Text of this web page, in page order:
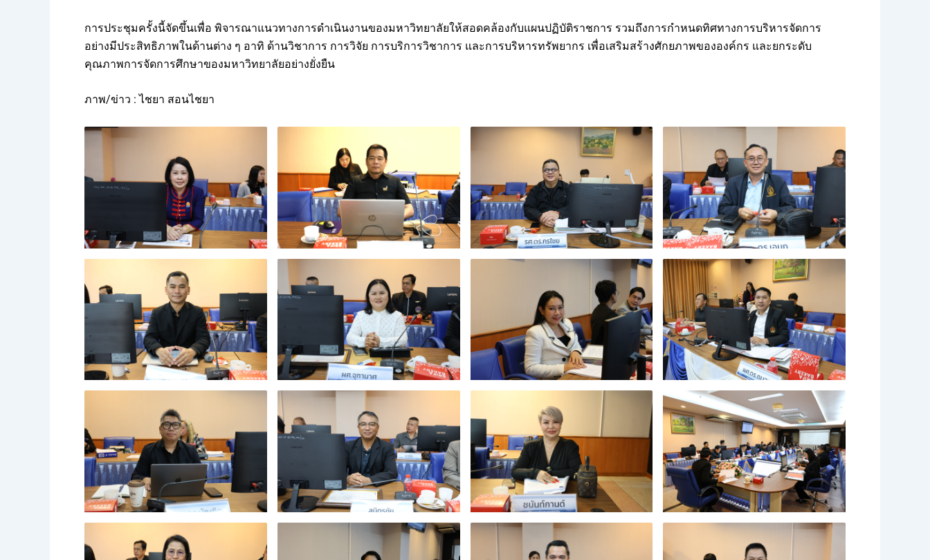
การประชุมครั้งนี้จัดขึ้นเพื่อ พิจารณาแนวทางการดำเนินงานของมหาวิทยาลัยให้สอดคล้องกับแผนปฏิบัติราชการ รวมถึงการกำหนดทิศทางการบริหารจัดการ
อย่างมีประสิทธิภาพในด้านต่าง ๆ อาทิ ด้านวิชาการ การวิจัย การบริการวิชาการ และการบริหารทรัพยากร เพื่อเสริมสร้างศักยภาพขององค์กร และยกระดับ
คุณภาพการจัดการศึกษาของมหาวิทยาลัยอย่างยั่งยืน
ภาพ/ข่าว : ไชยา สอนไชยา